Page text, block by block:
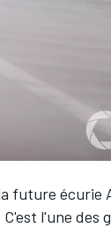
future écurie
l'une des